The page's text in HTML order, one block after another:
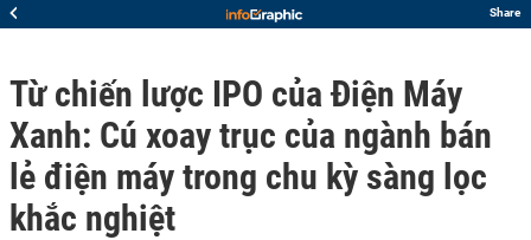
Share
Từ chiến lược IPO của Điện Máy
Xanh: Cú xoay trục của ngành bán
lẻ điện máy trong chu kỳ sàng lọc
khắc nghiệt